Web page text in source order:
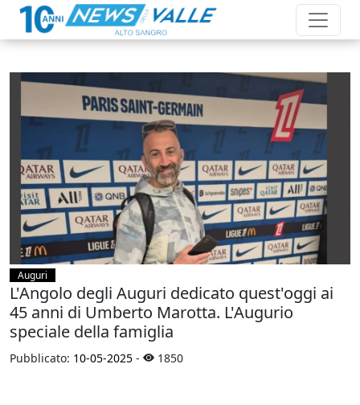
Auguri
L'Angolo degli Auguri dedicato quest'oggi ai
45 anni di Umberto Marotta. L'Augurio
speciale della famiglia
Pubblicato: 10-05-2025 - 1850